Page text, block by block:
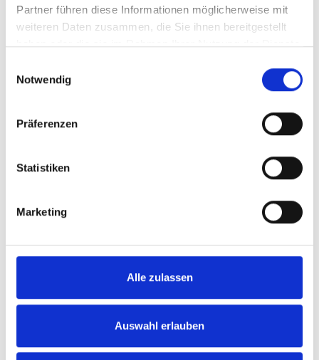
Partner führen diese Informationen möglicherweise mit
weiteren Daten zusammen, die Sie ihnen bereitgestellt
haben oder die sie im Rahmen Ihrer Nutzung der Dienste
Notwendig
Präferenzen
Statistiken
Marketing
Alle zulassen
Auswahl erlauben
BraunAbility ist gemäß ISO/IEC 17025:2005 von
Markt gebracht werden,werden sie in Schweden und
UK getestet. Produkte, die für die Typgenehmigung
akkreditierten Prüfstellen getestet oder von
Behörden wie dem TÜV oder VCA kontrolliert.